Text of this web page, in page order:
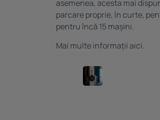
asemenea, acesta mai
parcare proprie, în curte,
pentru încă 15 mașini.
Mai multe informațiiaici.